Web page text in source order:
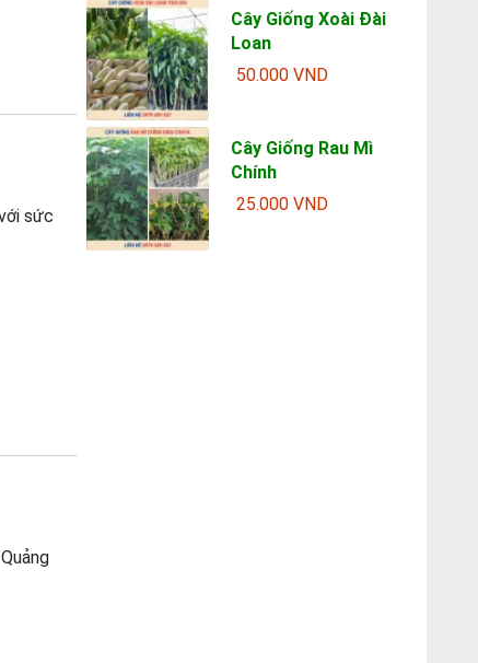
sức
Cây Giống Xoài Đài
Loan
50.000 VND
Cây Giống Rau Mì
Chính
25.000 VND